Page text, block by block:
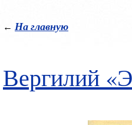
← На главную
Вергилий